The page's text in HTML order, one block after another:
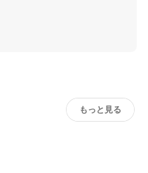
もっと見る